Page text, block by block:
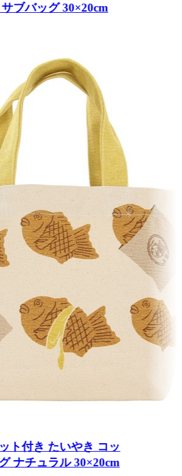
サブバッグ 30×20cm
ット付き たいやき コッ
グ ナチュラル 30×20cm